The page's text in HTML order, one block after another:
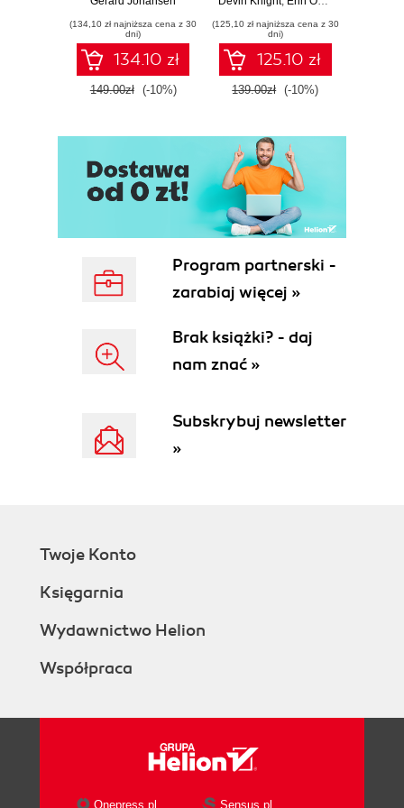
threat response -
Fourth Edition
(134,10 zł najniższa cena z 30
dni)
134.10 zł
149.00zł (-10%)
Tools, and
Microsoft Fabric -
Fourth Edition
(125,10 zł najniższa cena z 30
dni)
125.10 zł
139.00zł (-10%)
Program partnerski -
zarabiaj więcej »
Brak książki? - daj
nam znać »
Subskrybuj newsletter
»
Twoje Konto
Księgarnia
Wydawnictwo Helion
Współpraca
Onepress.pl Sensus.pl